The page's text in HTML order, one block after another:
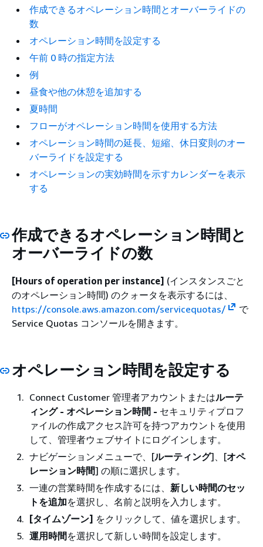
作成できるオペレーション時間とオーバーライドの
数
オペレーション時間を設定する
午前 0 時の指定方法
例
昼食や他の休憩を追加する
夏時間
フローがオペレーション時間を使用する方法
オペレーション時間の延長、短縮、休日変則のオー
バーライドを設定する
オペレーションの実効時間を示すカレンダーを表示
する
作成できるオペレーション時間と
オーバーライドの数
[Hours of operation per instance] (インスタンスごと
のオペレーション時間) のクォータを表示するには、
https://console.aws.amazon.com/servicequotas/
で
Service Quotas コンソールを開きます。
オペレーション時間を設定する
Connect Customer 管理者アカウントまたはルーテ
ィング - オペレーション時間 - セキュリティプロフ
ァイルの作成アクセス許可を持つアカウントを使用
して、管理者ウェブサイトにログインします。
ナビゲーションメニューで、[ルーティング]、[オペ
レーション時間] の順に選択します。
一連の営業時間を作成するには、 新しい時間のセッ
トを追加を選択し、名前と説明を入力します。
[タイムゾーン] をクリックして、値を選択します。
運用時間 を選択して新しい時間を設定します。